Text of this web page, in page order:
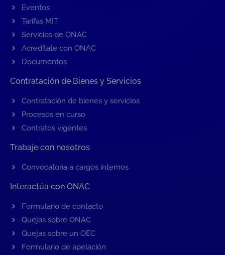
Eventos
Tarifas MIT
Servicios de ONAC
Acredítate con ONAC
Documentos
Contratación de Bienes y Servicios
Contratación de bienes y servicios
Procesos en curso
Contratos vigentes
Trabaje con nosotros
Convocatoria a cargos internos
Interactúa con ONAC
Formulario de contacto
Quejas sobre ONAC
Quejas sobre un OEC
Formulario de apelación